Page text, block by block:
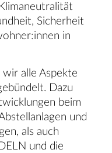
Sicherheit
in
alle Aspekte
Dazu
beim
und
als auch
und die